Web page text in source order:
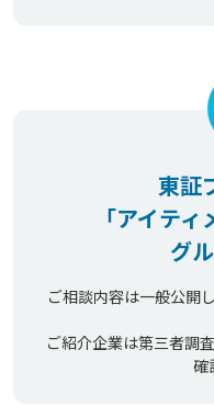
東証
「アイテ
グ
ご相談内容は一般公開
ご紹介企業は第三者調
確